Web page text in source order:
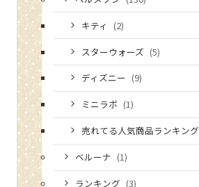
キティ (2)
スターウォーズ (5)
ディズニー (9)
ミニラボ (1)
売れてる人気商品ランキング
ベルーナ (1)
ランキング (3)